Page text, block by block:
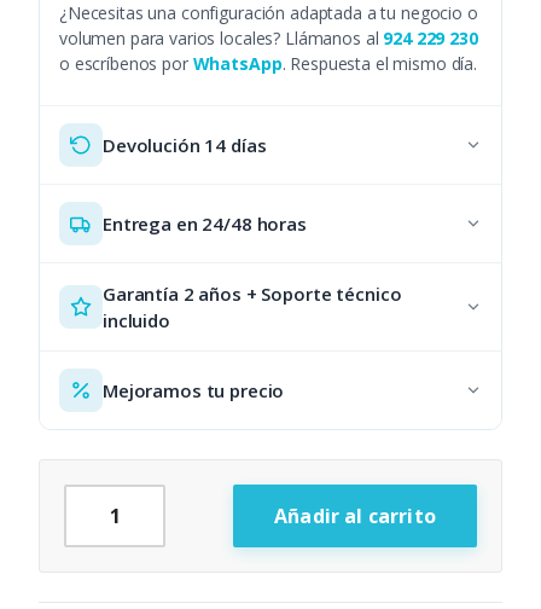
¿Necesitas una configuración adaptada a tu negocio o
volumen para varios locales? Llámanos al 924 229 230
o escríbenos por WhatsApp. Respuesta el mismo día.
Devolución 14 días
Entrega en 24/48 horas
Garantía 2 años + Soporte técnico
incluido
Mejoramos tu precio
TPV MC200 Completo — Solución Conecta y Listo
Añadir al carrito
Alternative: